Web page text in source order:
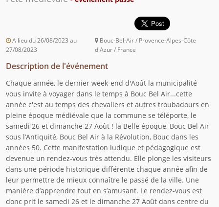
A lieu du 26/08/2023 au
27/08/2023
Bouc-Bel-Air / Provence-Alpes-Côte
d'Azur / France
Description de l'événement
Chaque année, le dernier week-end d'Août la municipalité
vous invite à voyager dans le temps à Bouc Bel Air...cette
année c'est au temps des chevaliers et autres troubadours en
pleine époque médiévale que la commune se téléporte, le
samedi 26 et dimanche 27 Août ! la Belle époque, Bouc Bel Air
sous l’Antiquité, Bouc Bel Air à la Révolution, Bouc dans les
années 50. Cette manifestation ludique et pédagogique est
devenue un rendez-vous très attendu. Elle plonge les visiteurs
dans une période historique différente chaque année afin de
leur permettre de mieux connaître le passé de la ville. Une
manière d’apprendre tout en s’amusant. Le rendez-vous est
donc prit le samedi 26 et le dimanche 27 Août dans centre du